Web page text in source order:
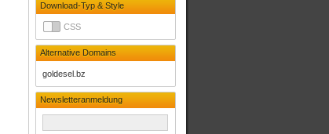
Download-Typ & Style
CSS
Alternative Domains
goldesel.bz
Newsletteranmeldung